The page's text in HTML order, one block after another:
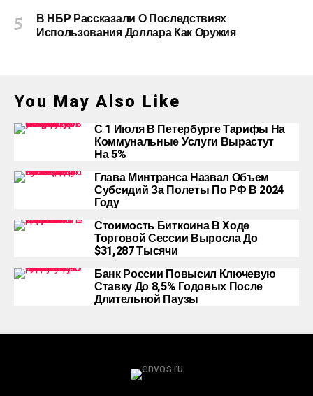
В НБР Рассказали О Последствиях
Использования Доллара Как Оружия
You May Also Like
С 1 Июля В Петербурге Тарифы На
Коммунальные Услуги Вырастут
На 5%
Глава Минтранса Назвал Объем
Субсидий За Полеты По РФ В 2024
Году
Стоимость Биткоина В Ходе
Торговой Сессии Выросла До
$31,287 Тысячи
Банк России Повысил Ключевую
Ставку До 8,5% Годовых После
Длительной Паузы